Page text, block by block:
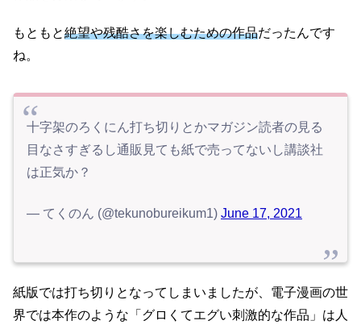
もともと絶望や残酷さを楽しむための作品だったんです
ね。
十字架のろくにん打ち切りとかマガジン読者の見る
目なさすぎるし通販見ても紙で売ってないし講談社
は正気か？
— てくのん (@tekunobureikum1) June 17, 2021
紙版では打ち切りとなってしまいましたが、電子漫画の世
界では本作のような「グロくてエグい刺激的な作品」は人